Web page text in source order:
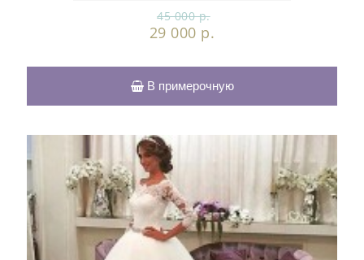
45 000 р.
29 000 р.
В примерочную